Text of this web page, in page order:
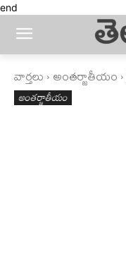
end
వార్తలు అంతర్జాతీయం
అంతర్జాతీయం